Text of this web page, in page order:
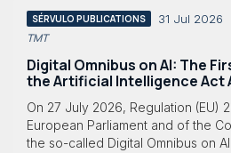
SÉRVULO PUBLICATIONS 31 Jul 2026
TMT
Digital Omnibus on AI: The
the Artificial Intelligence Act
On 27 July 2026, Regulation (EU)
European Parliament and of the
the so-called Digital Omnibus on